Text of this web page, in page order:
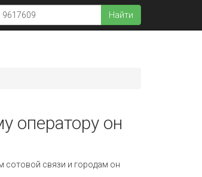
Найти
оператору он
сотовой связи и городам он